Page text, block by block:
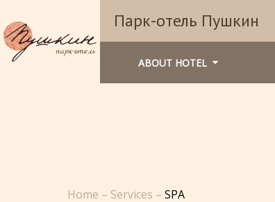
Парк-отель Пушкин
ABOUT HOTEL
Home – Services – SPA